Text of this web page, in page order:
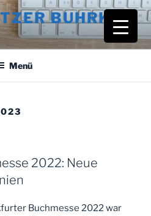
BUHRKE
Menü
2022: Neue
Buchmesse 2022 war